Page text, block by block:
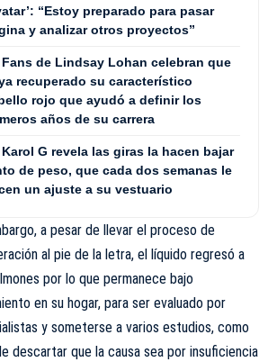
“Estoy preparado para pasar
y analizar otros proyectos”
Fans de Lindsay Lohan celebran que
recuperado su característico
rojo que ayudó a definir los
años de su carrera
Karol G revela las giras la hacen bajar
de peso, que cada dos semanas le
un ajuste a su vestuario
a pesar de llevar el proceso de
al pie de la letra, el líquido regresó a
por lo que permanece bajo
en su hogar, para ser evaluado por
y someterse a varios estudios, como
descartar que la causa sea por insuficiencia